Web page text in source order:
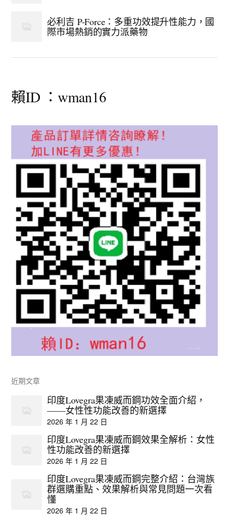
必利吉 P-Force：多重功效提升性能力，國
際市場熱銷的實力派藥物
賴ID ：wman16
近期文章
印度Lovegra果凍威而鋼功效全面介紹，
——女性性功能改善的新選擇
2026 年 1 月 22 日
印度Lovegra果凍威而鋼效果全解析：女性
性功能改善的新選擇
2026 年 1 月 22 日
印度Lovegra果凍威而鋼完整介紹：台灣族
群選購重點、效果解析與常見問題一次看
懂
2026 年 1 月 22 日